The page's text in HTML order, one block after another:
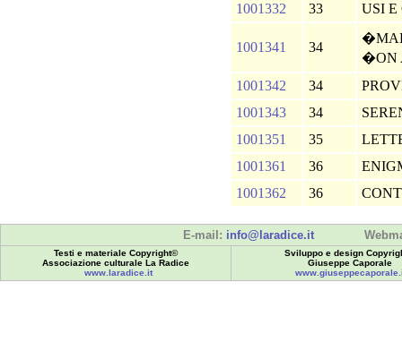
1001332
33 USI
1001341 34
1001342
34
1001343
34
1001351
35
1001361
36
1001362
36
E-mail: info@laradice.it
Testi e materiale Copyright©
Associazione culturale La Radice
www.laradice.it
Sviluppo e design
Giuseppe Caporale